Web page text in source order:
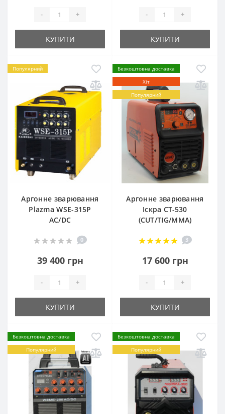
- +
КУПИТИ
- +
КУПИТИ
Популярний
Аргонне зварювання
Plazma WSE-315P
AC/DC
0
39 400 грн
- +
КУПИТИ
Безкоштовна доставка
Хіт
Популярний
Аргонне зварювання
Іскра CT-530
(CUT/TIG/MMA)
3
17 600 грн
- +
КУПИТИ
Безкоштовна доставка
Популярний
Безкоштовна доставка
Популярний